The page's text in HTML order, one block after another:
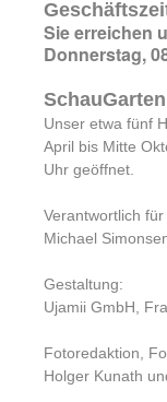
Sie erreichen
Donnerstag,
SchauGarten
Unser etwa fünf
April bis Mitte
Uhr geöffnet.
Verantwortlich
Michael
Gestaltung:
Ujamii GmbH,
Fotoredaktion,
Holger Kunath